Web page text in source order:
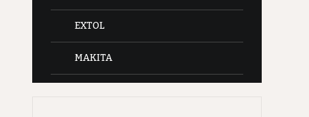
EXTOL
MAKITA